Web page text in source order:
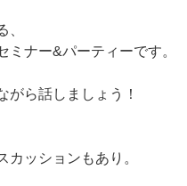
、
ミナー&パーティーです。
がら話しましょう！
カッションもあり。